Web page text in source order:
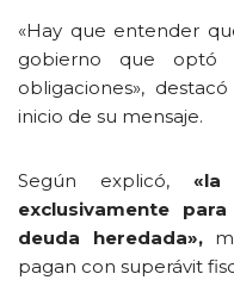
«Hay que entender
gobierno que optó
obligaciones»,
inicio de su mensaje.
Según explicó,
exclusivamente
deuda heredada»,
pagan con superávit